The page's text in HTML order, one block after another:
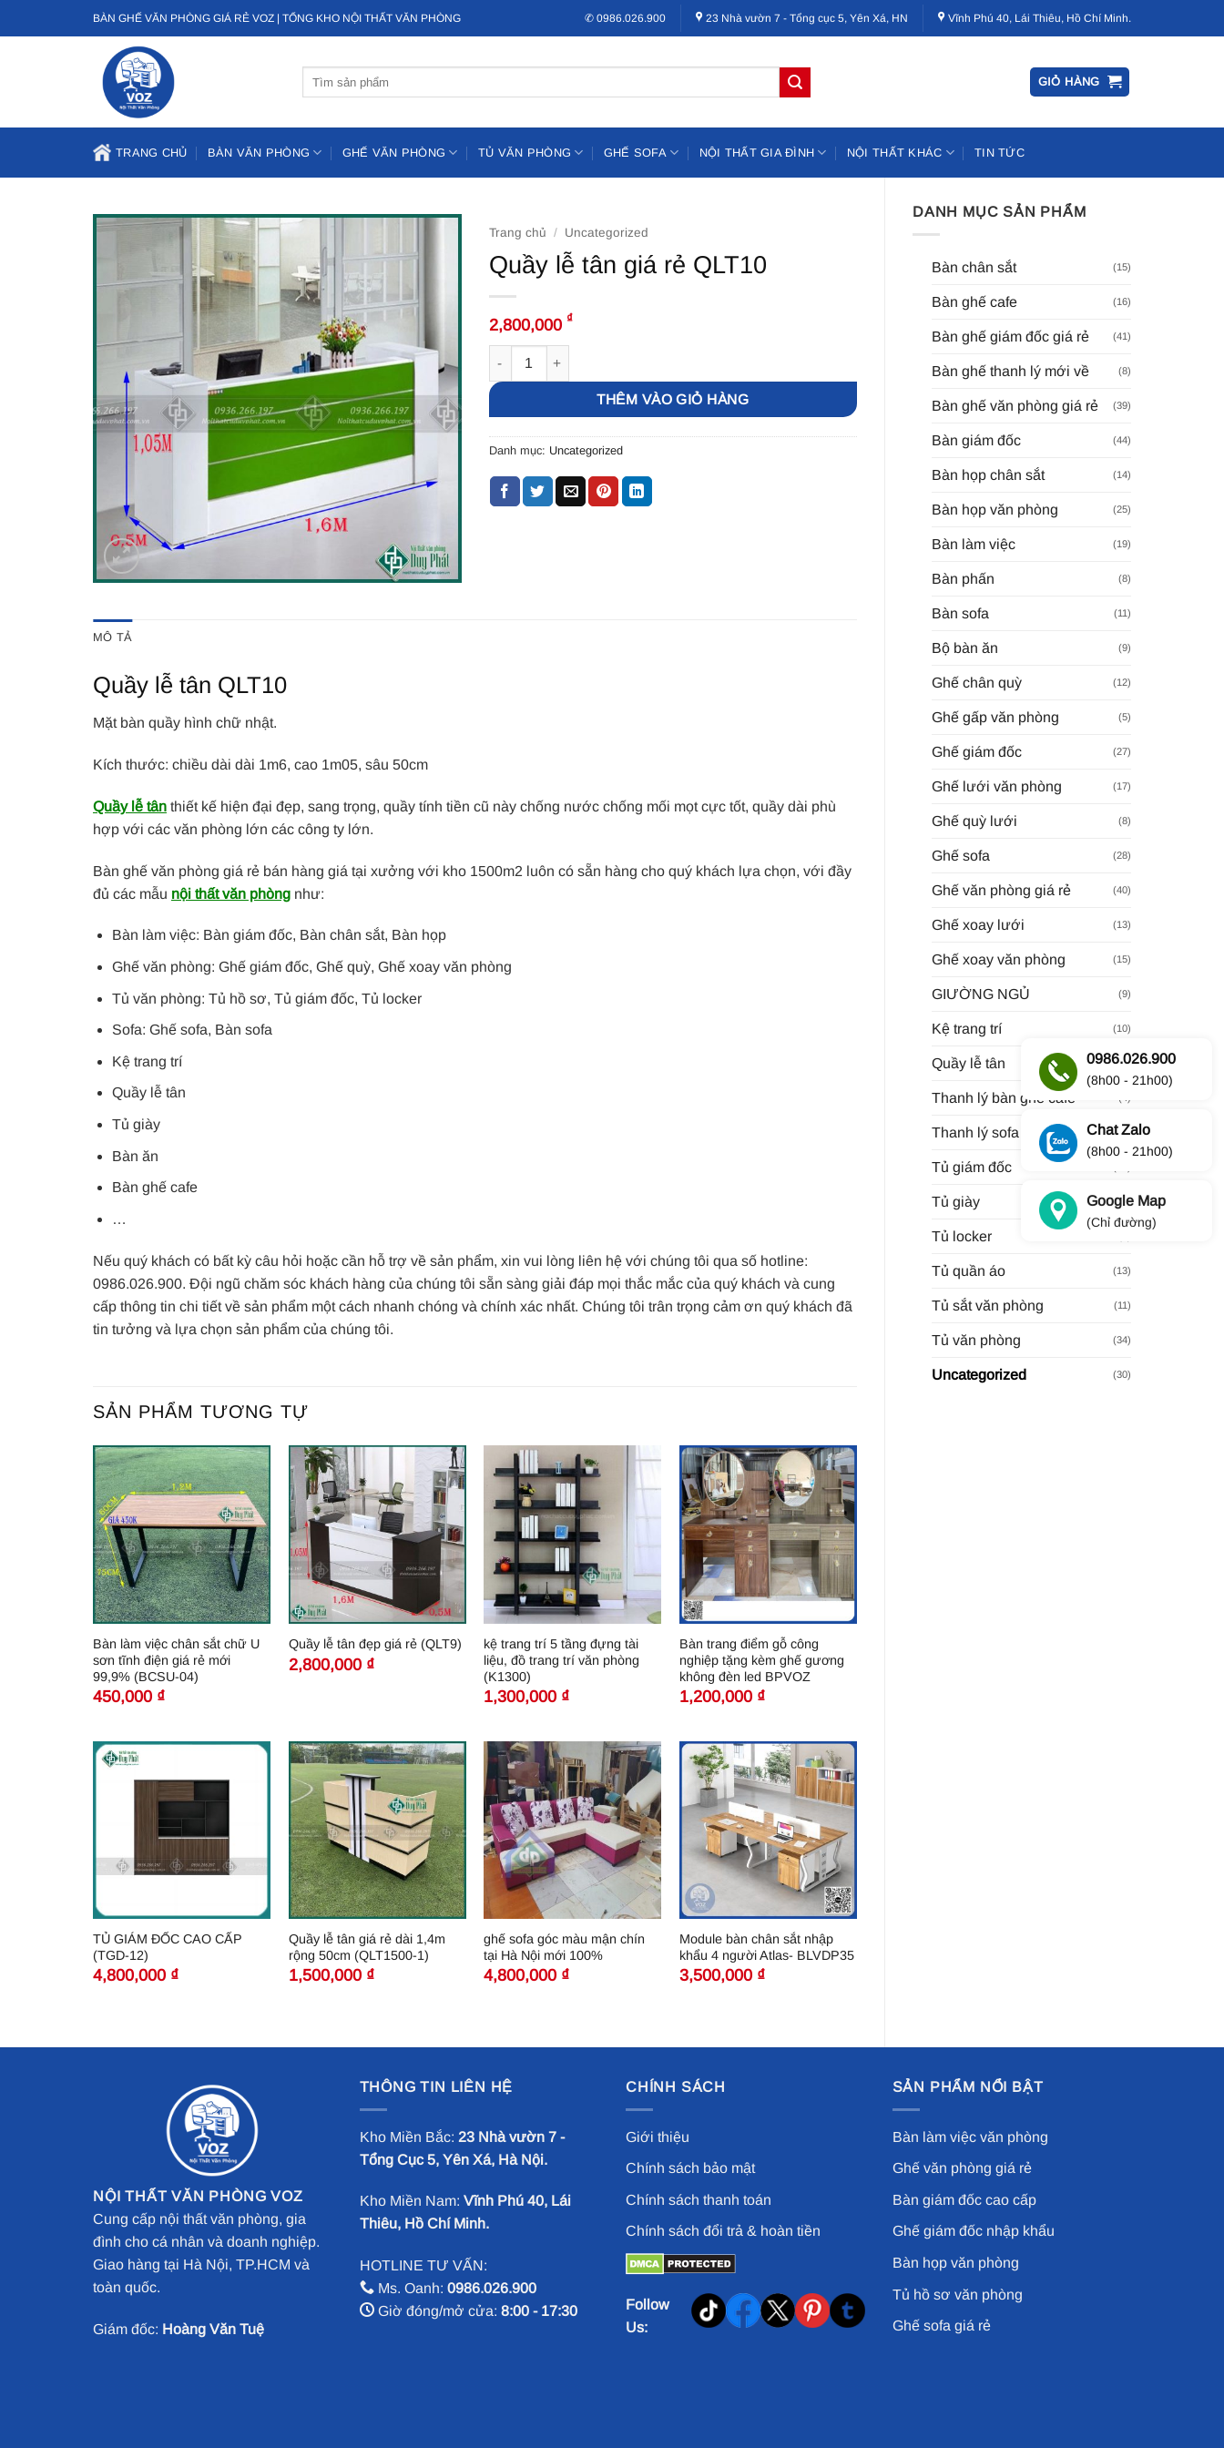
qua
BÀN GHẾ VĂN PHÒNG GIÁ RẺ VOZ | TỔNG KHO NỘI THẤT VĂN PHÒNG ✆ 0986.026.900 23 Nhà vườn 7 - Tổng cục 5, Yên Xá, HN Vĩnh Phú 40, Lái Thiêu, Hồ Chí Minh.
GIỎ HÀNG
TRANG CHỦ BÀN VĂN PHÒNG GHẾ VĂN PHÒNG TỦ VĂN PHÒNG GHẾ SOFA NỘI THẤT GIA ĐÌNH NỘI THẤT KHÁC TIN TỨC
DANH MỤC SẢN PHẨM
Bàn chân sắt (15)
Bàn ghế cafe (16)
Bàn ghế giám đốc giá rẻ (41)
Bàn ghế thanh lý mới về (8)
Bàn ghế văn phòng giá rẻ (39)
Bàn giám đốc (44)
Bàn họp chân sắt (14)
Bàn họp văn phòng (25)
Bàn làm việc (19)
Bàn phấn (8)
Bàn sofa (11)
Bộ bàn ăn (9)
Ghế chân quỳ (12)
Ghế gấp văn phòng (5)
Ghế giám đốc (27)
Ghế lưới văn phòng (17)
Ghế quỳ lưới (8)
Ghế sofa (28)
Ghế văn phòng giá rẻ (40)
Ghế xoay lưới (13)
Ghế xoay văn phòng (15)
GIƯỜNG NGỦ (9)
Kệ trang trí (10)
Quầy lễ tân (18)
Thanh lý bàn ghế cafe
Thanh lý sofa (28)
Tủ giám đốc
Tủ giày (8)
Tủ locker
Tủ quần áo (13)
Tủ sắt văn phòng (11)
Tủ văn phòng (34)
Uncategorized (30)
Trang chủ / Uncategorized
Quầy lễ tân giá rẻ QLT10
2,800,000 ₫
THÊM VÀO GIỎ HÀNG
Danh mục: Uncategorized
MÔ TẢ
Quầy lễ tân QLT10
Mặt bàn quầy hình chữ nhật.
Kích thước: chiều dài dài 1m6, cao 1m05, sâu 50cm
Quầy lễ tân thiết kế hiện đại đẹp, sang trọng, quầy tính tiền cũ này chống nước chống mối mọt cực tốt, quầy dài phù
hợp với các văn phòng lớn các công ty lớn.
Bàn ghế văn phòng giá rẻ bán hàng giá tại xưởng với kho 1500m2 luôn có sẵn hàng cho quý khách lựa chọn, với đầy
đủ các mẫu nội thất văn phòng như:
Bàn làm việc: Bàn giám đốc, Bàn chân sắt, Bàn họp
Ghế văn phòng: Ghế giám đốc, Ghế quỳ, Ghế xoay văn phòng
Tủ văn phòng: Tủ hồ sơ, Tủ giám đốc, Tủ locker
Sofa: Ghế sofa, Bàn sofa
Kệ trang trí
Quầy lễ tân
Tủ giày
Bàn ăn
Bàn ghế cafe
…
Nếu quý khách có bất kỳ câu hỏi hoặc cần hỗ trợ về sản phẩm, xin vui lòng liên hệ với chúng tôi qua số hotline:
0986.026.900. Đội ngũ chăm sóc khách hàng của chúng tôi sẵn sàng giải đáp mọi thắc mắc của quý khách và cung
cấp thông tin chi tiết về sản phẩm một cách nhanh chóng và chính xác nhất. Chúng tôi trân trọng cảm ơn quý khách đã
tin tưởng và lựa chọn sản phẩm của chúng tôi.
SẢN PHẨM TƯƠNG TỰ
Bàn làm việc chân sắt chữ U
sơn tĩnh điện giá rẻ mới
99,9% (BCSU-04)
450,000 ₫
Quầy lễ tân đẹp giá rẻ (QLT9)
2,800,000 ₫
kệ trang trí 5 tầng đựng tài
liệu, đồ trang trí văn phòng
(K1300)
1,300,000 ₫
Bàn trang điểm gỗ công
nghiệp tặng kèm ghế gương
không đèn led BPVOZ
1,200,000 ₫
TỦ GIÁM ĐỐC CAO CẤP
(TGD-12)
4,800,000 ₫
Quầy lễ tân giá rẻ dài 1,4m
rộng 50cm (QLT1500-1)
1,500,000 ₫
ghế sofa góc màu mận chín
tại Hà Nội mới 100%
4,800,000 ₫
Module bàn chân sắt nhập
khẩu 4 người Atlas- BLVDP35
3,500,000 ₫
NỘI THẤT VĂN PHÒNG VOZ
Cung cấp nội thất văn phòng, gia
đình cho cá nhân và doanh nghiệp.
Giao hàng tại Hà Nội, TP.HCM và
toàn quốc.
Giám đốc: Hoàng Văn Tuệ
THÔNG TIN LIÊN HỆ
Kho Miền Bắc: 23 Nhà vườn 7 -
Tổng Cục 5, Yên Xá, Hà Nội.
Kho Miền Nam: Vĩnh Phú 40, Lái
Thiêu, Hồ Chí Minh.
HOTLINE TƯ VẤN:
Ms. Oanh: 0986.026.900
Giờ đóng/mở cửa: 8:00 - 17:30
CHÍNH SÁCH
Giới thiệu
Chính sách bảo mật
Chính sách thanh toán
Chính sách đổi trả & hoàn tiền
Follow
Us:
SẢN PHẨM NỔI BẬT
Bàn làm việc văn phòng
Ghế văn phòng giá rẻ
Bàn giám đốc cao cấp
Ghế giám đốc nhập khẩu
Bàn họp văn phòng
Tủ hồ sơ văn phòng
Ghế sofa giá rẻ
0986.026.900
(8h00 - 21h00)
Chat Zalo
(8h00 - 21h00)
Google Map
(Chỉ đường)